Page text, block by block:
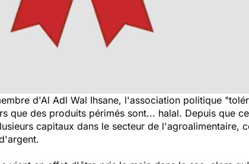
d'Al Adl Wal Ihsane, l'association politique
que des produits périmés sont... halal. Depuis que
capitaux dans le secteur de l'agroalimentaire,